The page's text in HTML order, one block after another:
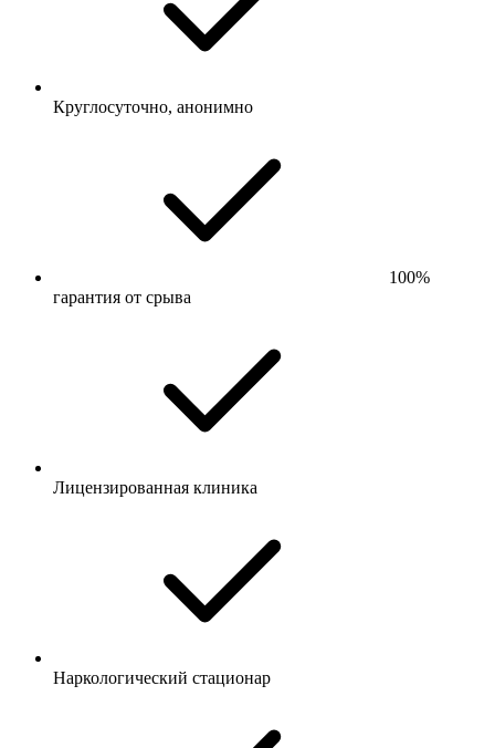
Круглосуточно, анонимно
100%
гарантия от срыва
Лицензированная клиника
Наркологический стационар